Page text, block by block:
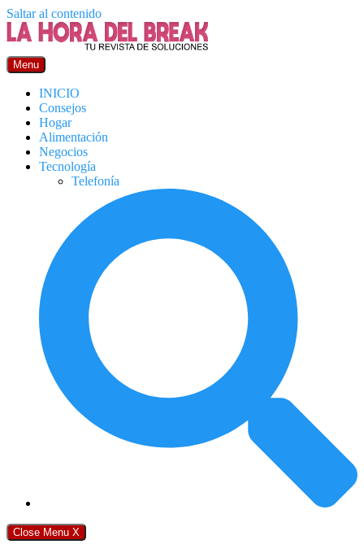
Saltar al contenido
Menu
INICIO
Consejos
Hogar
Alimentación
Negocios
Tecnología
Telefonía
Close Menu X